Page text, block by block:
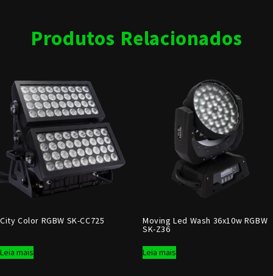
Produtos Relacionados
City Color RGBW SK-CC725
Leia mais
Moving Led Wash 36x10w RGBW
SK-Z36
Leia mais